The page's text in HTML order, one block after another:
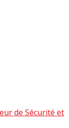
de Sécurité et